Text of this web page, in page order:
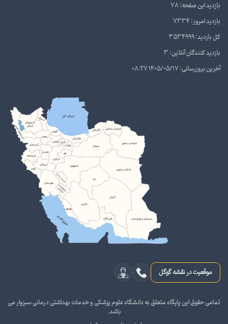
بازدید این صفحه: 78
بازدید امروز: 7334
کل بازدید: 3534999
بازدید کنندگان آنلاین: 3
آخرین بروزرسانی: 1405/05/17 08:27
موقعیت در نقشه گوگل
تمامی حقوق این پایگاه متعلق به دانشگاه علوم پزشکی و خدمات بهداشتی درمانی سبزوار می
باشد.